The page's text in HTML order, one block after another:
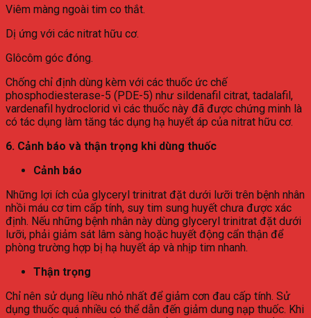
Viêm màng ngoài tim co thắt.
Dị ứng với các nitrat hữu cơ.
Glôcôm góc đóng.
Chống chỉ định dùng kèm với các thuốc ức chế
phosphodiesterase-5 (PDE-5) như sildenafil citrat, tadalafil,
vardenafil hydroclorid vì các thuốc này đã được chứng minh là
có tác dụng làm tăng tác dụng hạ huyết áp của nitrat hữu cơ.
6. Cảnh báo và thận trọng khi dùng thuốc
Cảnh báo
Những lợi ích của glyceryl trinitrat đặt dưới lưỡi trên bệnh nhân
nhồi máu cơ tim cấp tính, suy tim sung huyết chưa được xác
định. Nếu những bệnh nhân này dùng glyceryl trinitrat đặt dưới
lưỡi, phải giảm sát lâm sàng hoặc huyết động cẩn thận để
phòng trường hợp bị hạ huyết áp và nhịp tim nhanh.
Thận trọng
Chỉ nên sử dụng liều nhỏ nhất để giảm cơn đau cấp tính. Sử
dụng thuốc quá nhiều có thể dẫn đến giảm dung nạp thuốc. Khi